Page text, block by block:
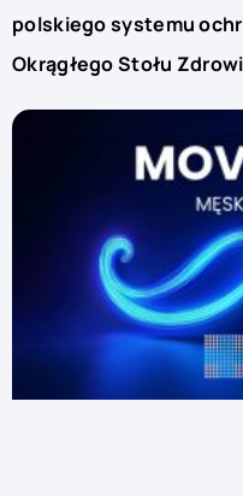
polskiego systemu
Okrągłego Stołu